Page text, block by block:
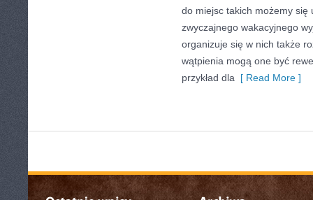
do miejsc takich możemy się
zwyczajnego wakacyjnego
organizuje się w nich także
wątpienia mogą one być
przykład dla [ Read More ]